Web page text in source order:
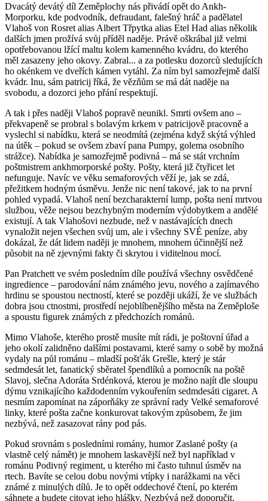
Dvacátý devátý díl Zeměplochy nás přivádí opět do Ankh-
Morporku, kde podvodník, defraudant, falešný hráč a padělatel
Vlahoš von Rosret alias Albert Třpytka alias Etel Had alias několik
dalších jmen prožívá svůj příděl naděje. Právě oškrábal již velmi
opotřebovanou lžící maltu kolem kamenného kvádru, do kterého
měl zasazeny jeho okovy. Zabral... a za potlesku dozorců sledujících
ho okénkem ve dveřích kámen vytáhl. Za ním byl samozřejmě další
kvádr. Inu, sám patricij říká, že vězňům se má dát naděje na
svobodu, a dozorci jeho přání respektují.
A tak i přes naději Vlahoš popravě neunikl. Smrti ovšem ano –
překvapeně se probral s bolavým krkem v patricijově pracovně a
vyslechl si nabídku, která se neodmítá (zejména když skýtá výhled
na útěk – pokud se ovšem zbaví pana Pumpy, golema osobního
strážce). Nabídka je samozřejmě podivná – má se stát vrchním
poštmistrem ankhmorporské pošty. Pošty, která již čtyřicet let
nefunguje. Navíc ve věku semaforových věží je, jak se zdá,
přežitkem hodným úsměvu. Jenže nic není takové, jak to na první
pohled vypadá. Vlahoš není bezcharakterní lump, pošta není mrtvou
službou, věže nejsou bezchybným moderním výdobytkem a andělé
existují. A tak Vlahošovi nezbude, než v nastávajících dnech
vynaložit nejen všechen svůj um, ale i všechny SVÉ peníze, aby
dokázal, že dát lidem naději je mnohem, mnohem účinnější než
působit na ně zjevnými fakty či skrytou i viditelnou mocí.
Pan Pratchett ve svém posledním díle používá všechny osvědčené
ingredience – parodování nám známého jevu, nového a zajímavého
hrdinu se spoustou nectností, které se později ukáží, že ve službách
dobra jsou ctnostmi, prostředí nejoblíbenějšího města na Zeměploše
a spoustu figurek známých z předchozích románů.
Mimo Vlahoše, kterého prostě musíte mít rádi, je poštovní úřad a
jeho okolí zalidněno dalšími postavami, které samy o sobě by možná
vydaly na půl románu – mladší pošťák Grešle, který je stár
sedmdesát let, fanatický sběratel špendlíků a pomocník na poště
Slavoj, slečna Adoráta Srdénková, kterou je možno najít dle sloupu
dýmu vznikajícího každodenním vykouřením sedmdesáti cigaret. A
nesmím zapomínat na záporňáky ze správní rady Velké semaforové
linky, které pošta začne konkurovat takovým způsobem, že jim
nezbývá, než zasazovat rány pod pás.
Pokud srovnám s posledními romány, humor Zaslané pošty (a
vlastně celý námět) je mnohem laskavější než byl například v
románu Podivný regiment, u kterého mi často tuhnul úsměv na
rtech. Bavíte se celou dobu novými vtípky i narážkami na věci
známé z minulých dílů. Je to opět oddechové čtení, po kterém
sáhnete a budete citovat jeho hlášky. Nezbývá než doporučit.